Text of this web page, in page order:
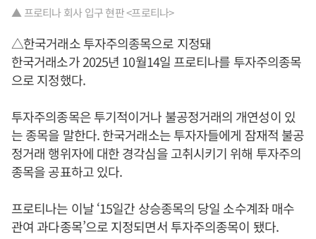
▲ 프로티나 회사 입구 현판 <프로티나>
△한국거래소 투자주의종목으로 지정돼
한국거래소가 2025년 10월14일 프로티나를 투자주의종목
으로 지정했다.
투자주의종목은 투기적이거나 불공정거래의 개연성이 있
는 종목을 말한다. 한국거래소는 투자자들에게 잠재적 불공
정거래 행위자에 대한 경각심을 고취시키기 위해 투자주의
종목을 공표하고 있다.
프로티나는 이날 ‘15일간 상승종목의 당일 소수계좌 매수
관여 과다종목’으로 지정되면서 투자주의종목이 됐다.